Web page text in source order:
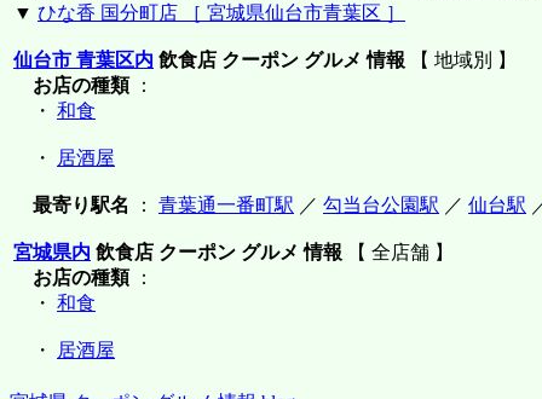
▼ ひな香 国分町店 ［ 宮城県仙台市青葉区 ］
仙台市 青葉区内 飲食店 クーポン グルメ 情報 【 地域別 】
お店の種類：
・ 和食
・ 居酒屋
最寄り駅名 ： 青葉通一番町駅 ／ 勾当台公園駅 ／ 仙台駅
宮城県内 飲食店 クーポン グルメ 情報 【 全店舗 】
お店の種類：
・ 和食
・ 居酒屋